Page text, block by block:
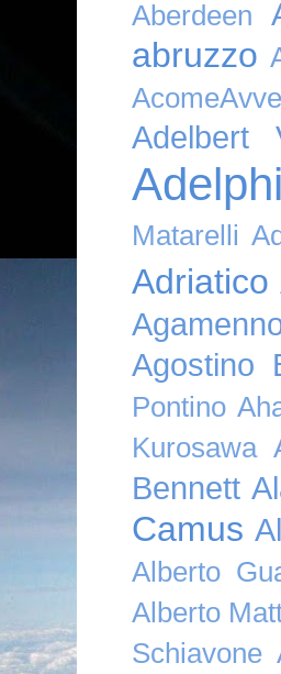
Aberdeen
abruzzo
Adelbert
Adelphi
Matarelli
Adriatico
Agostino
Pontino
Kurosawa
Bennett
Camus
Alberto
Alberto
Schiavone